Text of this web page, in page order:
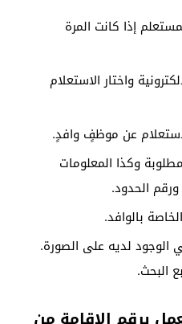
إذا كانت المرة
واختار الاستعلام
عن موظفٍ وافدٍ.
وكذا المعلومات
ورقم الحدود.
بالوافد.
الوجود لديه على الصورة.
البحث.